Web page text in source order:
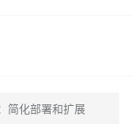
简化部署和扩展